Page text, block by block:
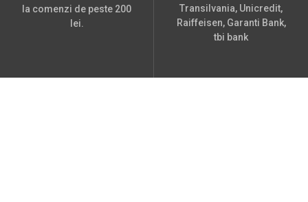
la comenzi de peste 200
lei.
Transilvania, Unicredit,
Raiffeisen, Garanti Bank,
tbi bank